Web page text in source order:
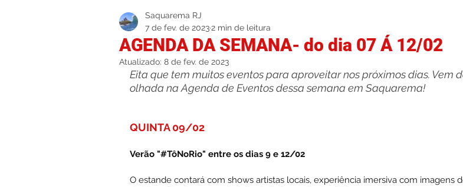
AGENDA DA SEMANA- do dia 07 Á 12/02
Saquarema RJ
7 de fev. de 2023 2 min de leitura
Atualizado: 8 de fev. de 2023
Eita que tem muitos eventos para aproveitar nos próximos dias. Vem
olhada na Agenda de Eventos dessa semana em Saquarema!
QUINTA 09/02
Verão "#TôNoRio" entre os dias 9 e 12/02
O estande contará com shows artistas locais, experiência imersiva com imagens